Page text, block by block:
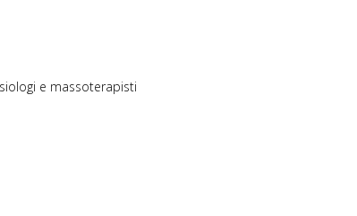
e massoterapisti